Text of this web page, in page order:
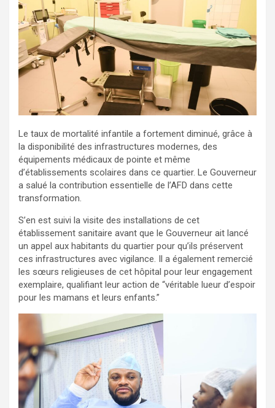
Le taux de mortalité infantile a fortement diminué, grâce à
la disponibilité des infrastructures modernes, des
équipements médicaux de pointe et même
d’établissements scolaires dans ce quartier. Le Gouverneur
a salué la contribution essentielle de l’AFD dans cette
transformation.
S’en est suivi la visite des installations de cet
établissement sanitaire avant que le Gouverneur ait lancé
un appel aux habitants du quartier pour qu’ils préservent
ces infrastructures avec vigilance. Il a également remercié
les sœurs religieuses de cet hôpital pour leur engagement
exemplaire, qualifiant leur action de “véritable lueur d’espoir
pour les mamans et leurs enfants.”